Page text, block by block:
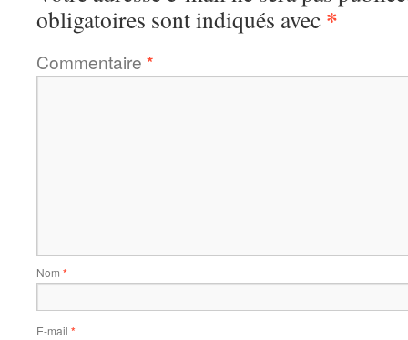
obligatoires sont indiqués avec *
Commentaire *
Nom *
E-mail *